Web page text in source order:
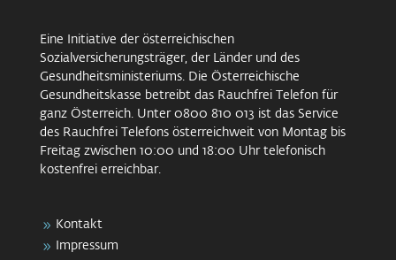
Eine Initiative der österreichischen
Sozialversicherungsträger, der Länder und des
Gesundheitsministeriums. Die Österreichische
Gesundheitskasse betreibt das Rauchfrei Telefon für
ganz Österreich. Unter 0800 810 013 ist das Service
des Rauchfrei Telefons österreichweit von Montag bis
Freitag zwischen 10:00 und 18:00 Uhr telefonisch
kostenfrei erreichbar.
Kontakt
Impressum